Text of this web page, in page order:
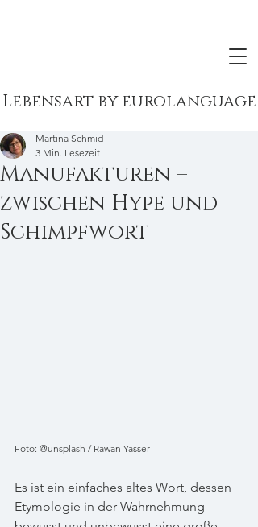
Lebensart by eurolanguage
Manufakturen –
zwischen Hype und
Schimpfwort
Martina Schmid
3 Min. Lesezeit
Foto: @unsplash / Rawan Yasser
Es ist ein einfaches altes Wort, dessen
Etymologie in der Wahrnehmung